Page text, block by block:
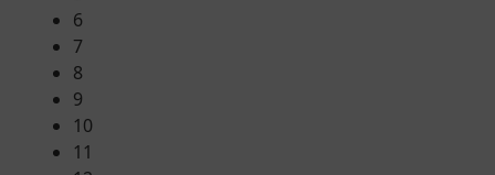
6
7
8
9
10
11